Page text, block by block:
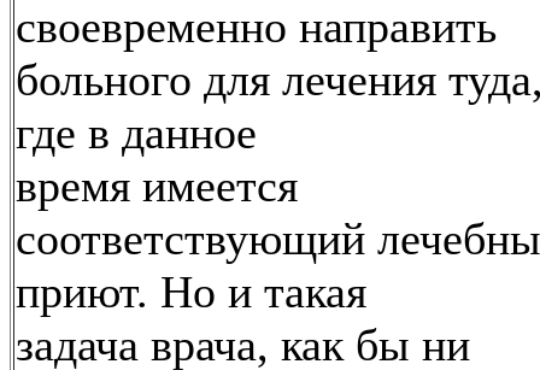
своевременно направить
больного для лечения
где в данное
время имеется
соответствующий
приют. Но и такая
задача врача, как бы ни